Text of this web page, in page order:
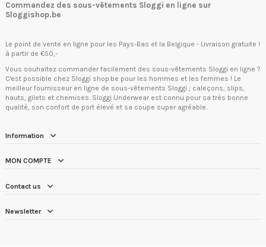
Commandez des sous-vêtements Sloggi en ligne sur
Sloggishop.be
Le point de vente en ligne pour les Pays-Bas et la Belgique - Livraison gratuite !
à partir de €50,-
Vous souhaitez commander facilement des sous-vêtements Sloggi en ligne ?
C'est possible chez Sloggi shop.be pour les hommes et les femmes ! Le
meilleur fournisseur en ligne de sous-vêtements Sloggi ; caleçons, slips,
hauts, gilets et chemises. Sloggi Underwear est connu pour sa très bonne
qualité, son confort de port élevé et sa coupe super agréable.
Information
MON COMPTE
Contact us
Newsletter